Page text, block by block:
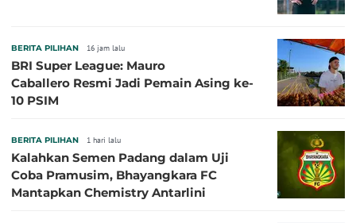
BERITA PILIHAN 16 jam lalu
BRI Super League: Mauro
Caballero Resmi Jadi Pemain Asing ke-
10 PSIM
BERITA PILIHAN 1 hari lalu
Kalahkan Semen Padang dalam Uji
Coba Pramusim, Bhayangkara FC
Mantapkan Chemistry Antarlini